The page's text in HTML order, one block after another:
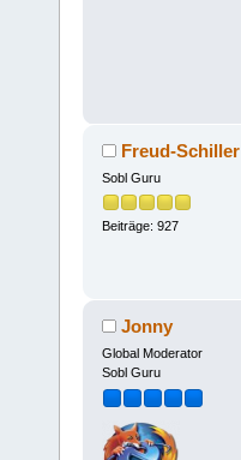
Freud-Schiller
Sobl Guru
Beiträge: 927
Jonny
Global Moderator
Sobl Guru